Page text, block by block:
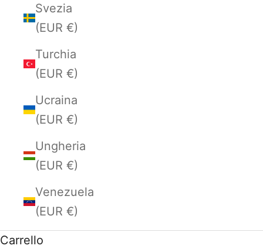
Svezia
(EUR €)
Turchia
(EUR €)
Ucraina
(EUR €)
Ungheria
(EUR €)
Venezuela
(EUR €)
Carrello